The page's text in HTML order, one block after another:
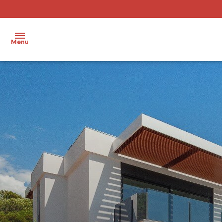
Menu
Accueil
Ventes
Locations
Notre
agence
Nos
metiers